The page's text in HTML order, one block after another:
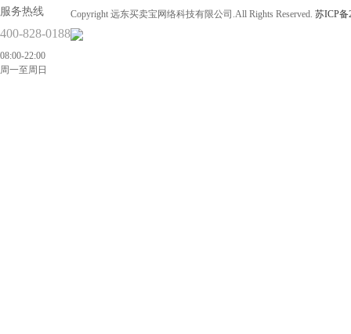
服务热线
400-828-0188
08:00-22:00
周一至周日
Copyright 远东买卖宝网络科技有限公司.All Rights Reserved. 苏ICP备